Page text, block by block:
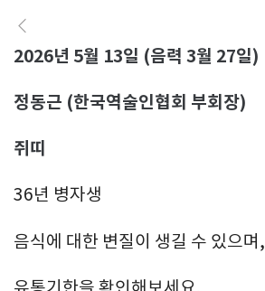
2026년 5월 13일 (음력 3월 27일)
정동근 (한국역술인협회 부회장)
쥐띠
36년 병자생
음식에 대한 변질이 생길 수 있으며,